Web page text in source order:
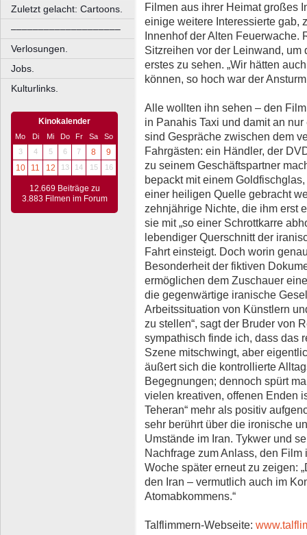
Zuletzt gelacht: Cartoons.
––––––––––––––––––––
Verlosungen.
Jobs.
Kulturlinks.
Kinokalender
Mo Di Mi Do Fr Sa
So
3
4 5 6 7 8
9
10
11 12 13 14 15 16
12.669 Beiträge zu
3.883 Filmen im Forum
Filmen aus ihrer Heimat großes
einige weitere Interessierte gab,
Innenhof der Alten
Sitzreihen vor der Leinwand,
erstes zu sehen. „Wir hätten
können, so hoch war der
Alle wollten ihn sehen – den
in Panahis Taxi und damit an
sind Gespräche zwischen dem
Fahrgästen: ein Händler, der
zu seinem Geschäftspartner
bepackt mit einem
einer heiligen Quelle gebracht
zehnjährige Nichte, die ihm erst
sie mit „so einer Schrottkarre
lebendiger Querschnitt der
Fahrt einsteigt. Doch worin
Besonderheit der fiktiven
ermöglichen dem Zuschauer
die gegenwärtige iranische
Arbeitssituation von Künstlern
zu stellen“, sagt der Bruder von
sympathisch finde ich, dass das
Szene mitschwingt, aber
äußert sich die kontrollierte
Begegnungen; dennoch spürt
vielen kreativen, offenen Enden
Teheran“ mehr als positiv
sehr berührt über die ironische
Umstände im Iran. Tykwer und
Nachfrage zum Anlass, den
Woche später erneut zu zeigen:
den Iran – vermutlich auch im
Atomabkommens.“
Talflimmern-Webseite: